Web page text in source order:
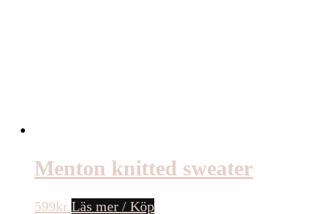
Menton knitted sweater
599kr Läs mer / Köp